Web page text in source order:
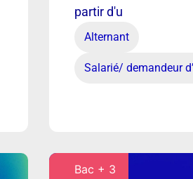
partir d'u
Alternant
Salarié/ demandeur
Bac + 3